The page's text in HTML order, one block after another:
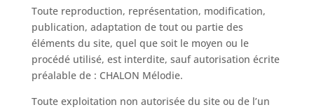
Toute reproduction, représentation, modification,
publication, adaptation de tout ou partie des
éléments du site, quel que soit le moyen ou le
procédé utilisé, est interdite, sauf autorisation écrite
préalable de : CHALON Mélodie.
Toute exploitation non autorisée du site ou de l’un